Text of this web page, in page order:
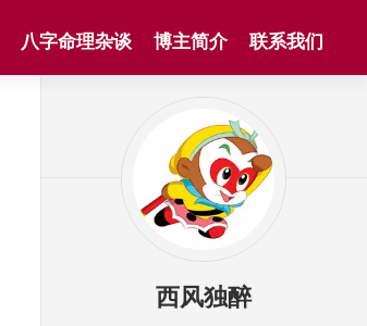
八字命理杂谈 博主简介 联系我们
西风独醉